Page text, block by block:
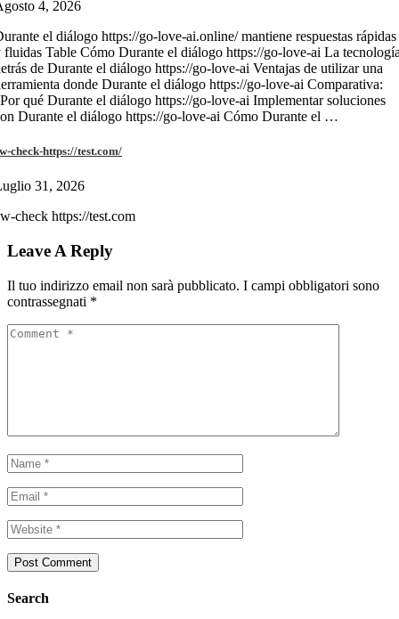
4, 2026
el diálogo https://go-love-ai.online/ mantiene respuestas rápidas
fluidas Table Cómo Durante el diálogo https://go-love-ai La
de Durante el diálogo https://go-love-ai Ventajas de utilizar una
donde Durante el diálogo https://go-love-ai Comparativa:
qué Durante el diálogo https://go-love-ai Implementar soluciones
Durante el diálogo https://go-love-ai Cómo Durante el …
check-https://test.com/
31, 2026
check https://test.com
Leave A Reply
Il tuo indirizzo email non sarà pubblicato. I campi obbligatori sono
contrassegnati *
Search